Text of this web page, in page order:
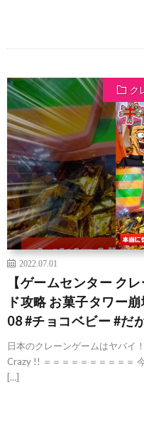
ク
2022.07.01
【ゲームセンター ク
ド攻略 お菓子タワー
08 #チョコベビー #だ
日本のクレーンゲームはヤバイ
Crazy !! ＝＝＝＝＝＝＝＝＝＝
[…]